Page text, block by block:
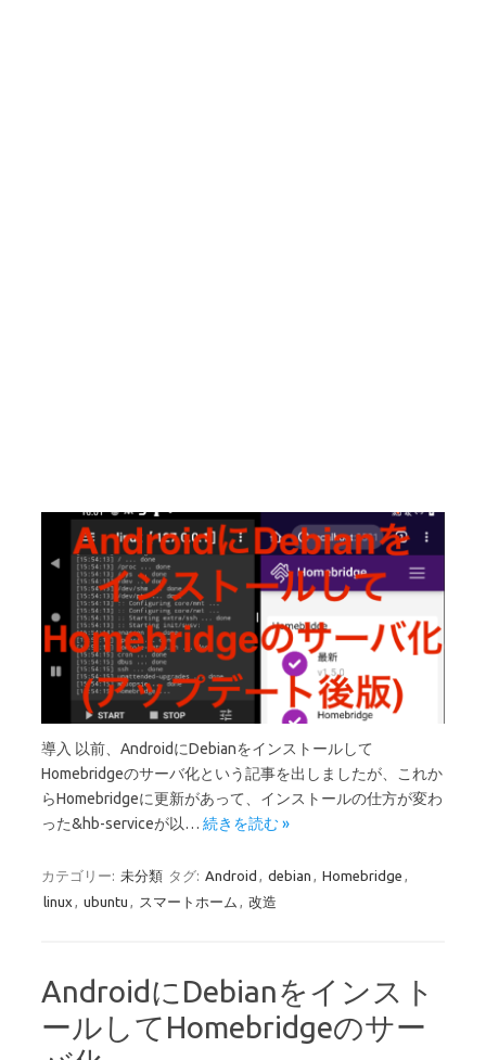
導入 以前、AndroidにDebianをインストールして
Homebridgeのサーバ化という記事を出しましたが、これか
らHomebridgeに更新があって、インストールの仕方が変わ
った&hb-serviceが以… 続きを読む »
カテゴリー: 未分類 タグ: Android , debian , Homebridge ,
linux , ubuntu , スマートホーム , 改造
AndroidにDebianをインスト
ールしてHomebridgeのサー